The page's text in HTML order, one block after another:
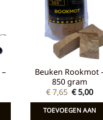
aan
verlanglijst
Beuken Rookmot
850 gram
€7,65
prijs
was:
€ 7,65.
€5,00
is:
€
TOEVOEGEN AAN